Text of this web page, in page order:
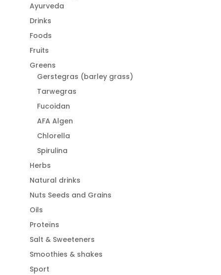
Ayurveda
Drinks
Foods
Fruits
Greens
Gerstegras (barley grass)
Tarwegras
Fucoidan
AFA Algen
Chlorella
Spirulina
Herbs
Natural drinks
Nuts Seeds and Grains
Oils
Proteïns
Salt & Sweeteners
Smoothies & shakes
Sport